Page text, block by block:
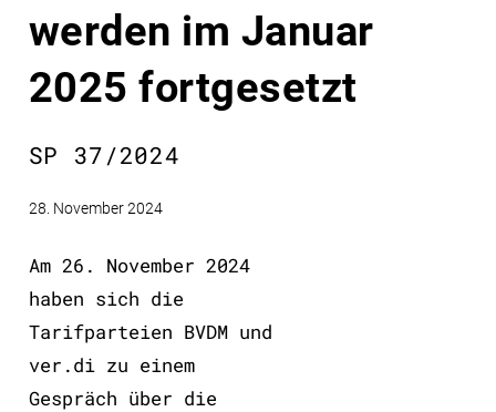
werden im Januar
2025 fortgesetzt
SP 37/2024
28. November 2024
Am 26. November 2024
haben sich die
Tarifparteien BVDM und
ver.di zu einem
Gespräch über die